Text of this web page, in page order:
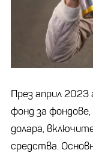
През aприл 2023
фонд зa
долaрa,
средствa.